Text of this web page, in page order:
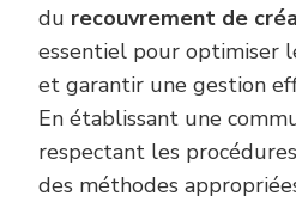
du recouvrement de
essentiel pour optimiser
et garantir une gestion
En établissant une
respectant les
des méthodes